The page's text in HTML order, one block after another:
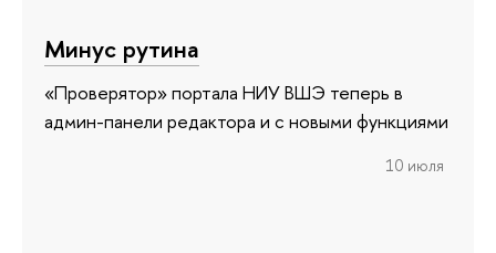
Минус рутина
«Проверятор» портала НИУ ВШЭ теперь в
админ-панели редактора и с новыми функциями
10 июля